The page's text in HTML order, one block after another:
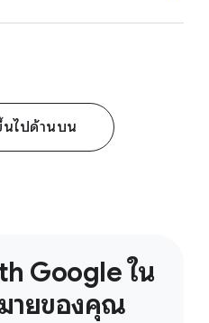
TH, Jul 2022, n = 170 all
an electric or a
นไปด้านบน
Google ใน
ายของคุณ